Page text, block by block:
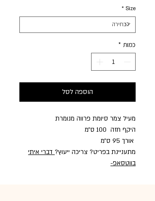
Size
*
כמות *
הוספה לסל
מעיל צמר סיומת פרווה מנומרת
היקף חזה 100 ס״מ
אורך 95 ס״מ
מתעניינת בפריט? צריכה ייעוץ? דברי איתי
בווטסאפ-